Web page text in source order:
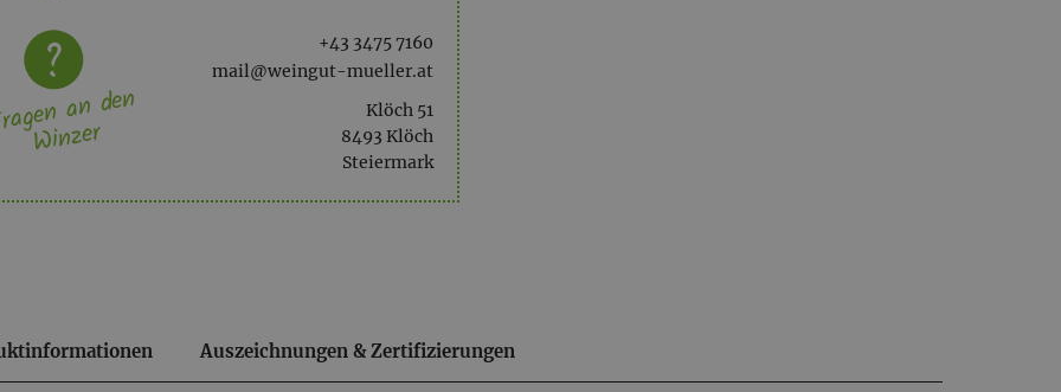
+43 3475 7160
mail@weingut-mueller.at
Klöch 51
8493 Klöch
Steiermark
an den
Winzer
Auszeichnungen & Zertifizierungen